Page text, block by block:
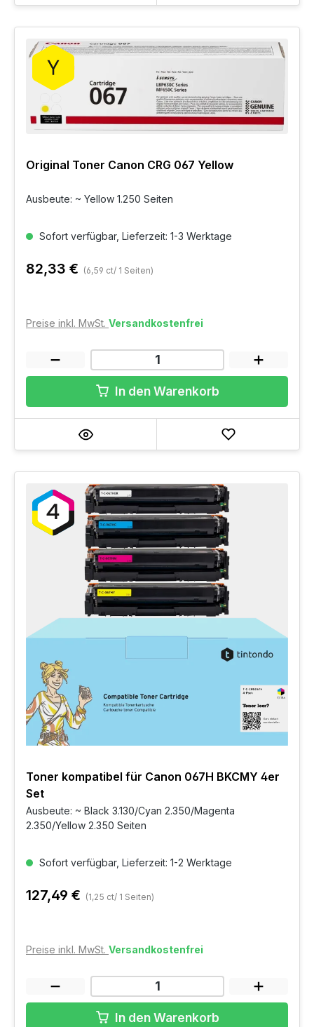
Original Toner Canon CRG 067 Yellow
Ausbeute: ~ Yellow 1.250 Seiten
Sofort verfügbar, Lieferzeit: 1-3 Werktage
82,33 € (6,59 ct/ 1 Seiten)
Preise inkl. MwSt. Versandkostenfrei
In den Warenkorb
Toner kompatibel für Canon 067H BKCMY 4er
Set
Ausbeute: ~ Black 3.130/Cyan 2.350/Magenta
2.350/Yellow 2.350 Seiten
Sofort verfügbar, Lieferzeit: 1-2 Werktage
127,49 € (1,25 ct/ 1 Seiten)
Preise inkl. MwSt. Versandkostenfrei
In den Warenkorb